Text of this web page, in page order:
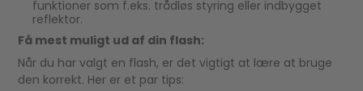
funktioner som f.eks. trådløs styring eller indbygget
reflektor.
Få mest muligt ud af din flash:
Når du har valgt en flash, er det vigtigt at lære at bruge
den korrekt. Her er et par tips: